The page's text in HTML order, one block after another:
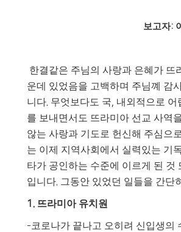
보고자:
한결같은 주님의 사랑과 은혜가 뜨
운데 있었음을 고백하며 주님꼐 감
니다. 무엇보다도 국, 내외적으로 어
를 보내면서도 뜨라미아 선교 사역
않는 사랑과 기도로 헌신해 주심으
는 이제 지역사회에서 실력있는 기
타가 공인하는 수준에 이르게 된 것
입니다. 그동안 있었던 일들을 간단
1. 뜨라미아 유치원
-코로나가 끝나고 오히려 신입생의